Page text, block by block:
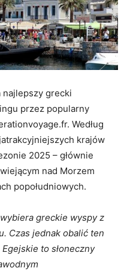
najlepszy grecki
przez popularny
Według
krajów
2025 – głównie
nad Morzem
popołudniowych.
greckie wyspy z
Czas jednak obalić ten
Egejskie to słoneczny